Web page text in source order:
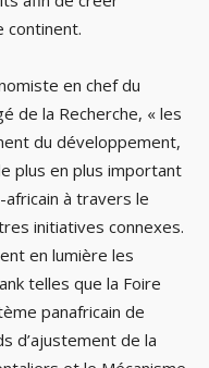
continent.
en chef du
de la Recherche, « les
du développement,
plus en plus important
à travers le
initiatives connexes.
en lumière les
telles que la Foire
panafricain de
d’ajustement de la